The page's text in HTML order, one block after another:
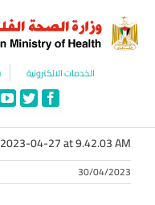
content
الخدمات الالكترونية
Facebook
04-27 at 9.42.03 AM
30/04/2023